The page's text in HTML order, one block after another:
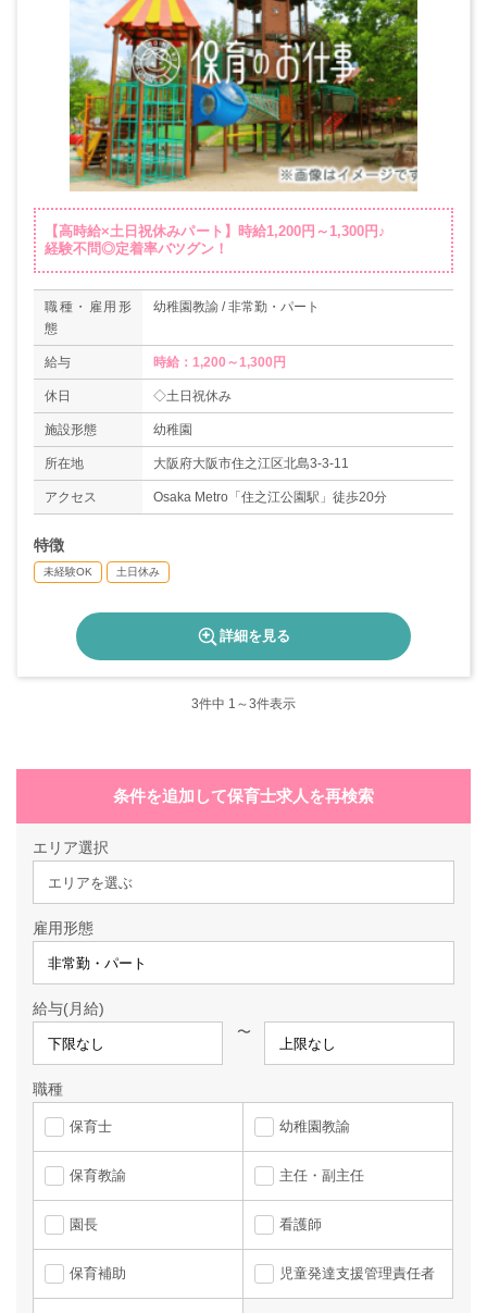
【高時給×土日祝休みパート】時給1,200円～1,300円♪
経験不問◎定着率バツグン！
職種・雇用形
態
幼稚園教諭 / 非常勤・パート
給与 時給：1,200～1,300円
休日 ◇土日祝休み
施設形態 幼稚園
所在地 大阪府大阪市住之江区北島3-3-11
アクセス Osaka Metro「住之江公園駅」徒歩20分
特徴
未経験OK 土日休み
詳細を見る
3件中 1～3件表示
条件を追加して保育士求人を再検索
エリア選択
エリアを選ぶ
雇用形態
給与(月給)
〜
職種
保育士 幼稚園教諭
保育教諭 主任・副主任
園長 看護師
保育補助 児童発達支援管理責任者